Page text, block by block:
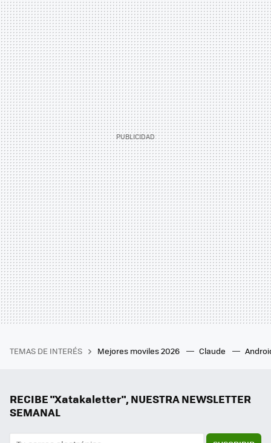
TEMAS DE INTERÉS Mejores moviles 2026 Claude
RECIBE "Xatakaletter", NUESTRA NEWSLETTER
SEMANAL